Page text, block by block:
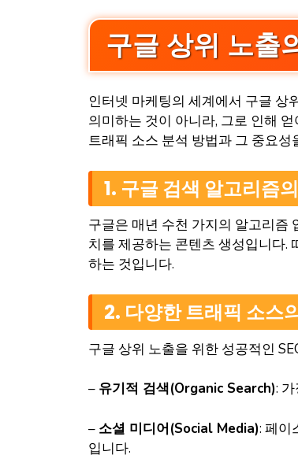
구글 상위 노출
인터넷 마케팅의 세계에서 구글 상
의미하는 것이 아니라, 그로 인해
트래픽 소스 분석 방법과 그 중요성
1. 구글 검색 알고리즘
구글은 매년 수천 가지의 알고리즘
치를 제공하는 콘텐츠 생성입니다.
하는 것입니다.
2. 다양한 트래픽 소스
구글 상위 노출을 위한 성공적인
– 유기적 검색(Organic Search):
– 소셜 미디어(Social Media): 페이
입니다.